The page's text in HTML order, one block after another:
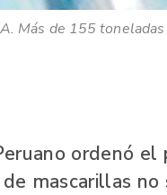
Más de 155
ordenó
mascarillas